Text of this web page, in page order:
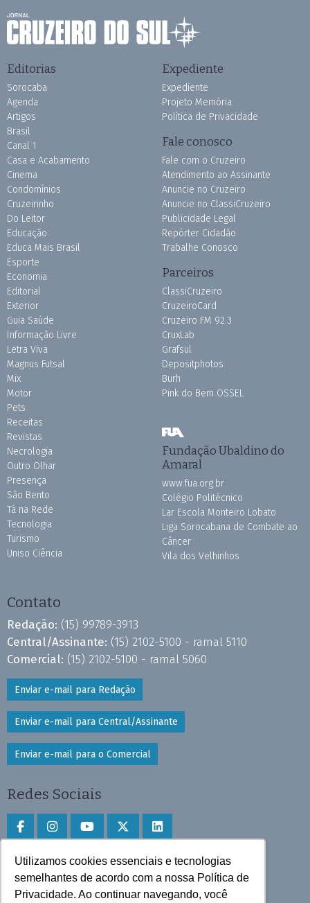
Utilizamos cookies essenciais e tecnologias
semelhantes de acordo com a nossa Política de
Privacidade. Ao continuar navegando, você
Editorias
Sorocaba
Agenda
Artigos
Brasil
Canal 1
Casa e Acabamento
Cinema
Condomínios
Cruzeirinho
Do Leitor
Educação
Educa Mais Brasil
Esporte
Economia
Editorial
Exterior
Guia Saúde
Informação Livre
Letra Viva
Magnus Futsal
Mix
Motor
Pets
Receitas
Revistas
Necrologia
Outro Olhar
Presença
São Bento
Tá na Rede
Tecnologia
Turismo
Uniso Ciência
Expediente
Expediente
Projeto Memória
Política de Privacidade
Fale conosco
Fale com o Cruzeiro
Atendimento ao Assinante
Anuncie no Cruzeiro
Anuncie no ClassiCruzeiro
Publicidade Legal
Repórter Cidadão
Trabalhe Conosco
Parceiros
ClassiCruzeiro
CruzeiroCard
Cruzeiro FM 92.3
CruxLab
Grafsul
Depositphotos
Burh
Pink do Bem OSSEL
Fundação Ubaldino do
Amaral
www.fua.org.br
Colégio Politécnico
Lar Escola Monteiro Lobato
Liga Sorocabana de Combate ao
Câncer
Vila dos Velhinhos
Contato
Redação: (15) 99789-3913
Central/Assinante: (15) 2102-5100 - ramal 5110
Comercial: (15) 2102-5100 - ramal 5060
Enviar e-mail para Redação
Enviar e-mail para Central/Assinante
Enviar e-mail para o Comercial
Redes Sociais
Faça download do aplicativo
Play Store e App Store